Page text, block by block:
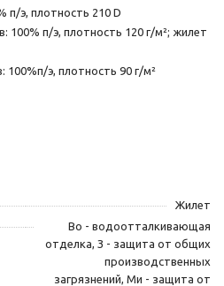
п/э, плотность 210 D
100% п/э, плотность 120 г/м²; жилет
э, плотность 90 г/м²
Жилет
Во - водоотталкивающая
отделка, З - защита от общих
производственных
загрязнений, Ми - защита от